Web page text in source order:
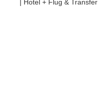
| Hotel + Flug &